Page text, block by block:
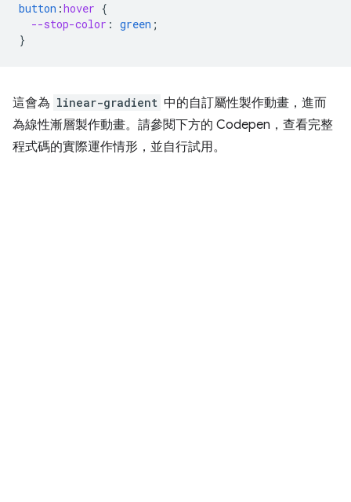
button :hover {
--stop-color : green ;
}
這會為 linear-gradient 中的自訂屬性製作動畫，進而
為線性漸層製作動畫。請參閱下方的 Codepen，查看完整
程式碼的實際運作情形，並自行試用。